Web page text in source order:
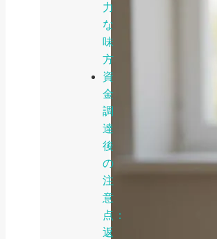
力
な
味
方
資
金
調
達
後
の
注
意
点：
返